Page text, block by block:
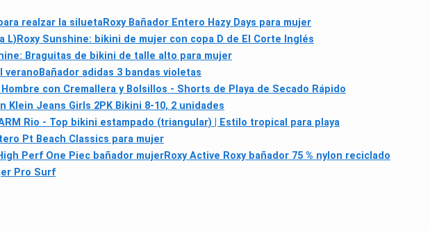
realzar la siluetaRoxy Bañador Entero Hazy Days para mujer
L) Roxy Sunshine: bikini de mujer con copa D de El Corte Inglés
Braguitas de bikini de talle alto para mujer
verano Bañador adidas 3 bandas violetas
con Cremallera y Bolsillos - Shorts de Playa de Secado Rápido
Klein Jeans Girls 2PK Bikini 8-10, 2 unidades
Rio - Top bikini estampado (triangular) | Estilo tropical para playa
Pt Beach Classics para mujer
Perf One Piec bañador mujerRoxy Active Roxy bañador 75 % nylon reciclado
Pro Surf